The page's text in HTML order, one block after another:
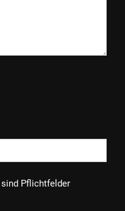
Pflichtfelder